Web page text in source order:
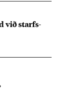
við starfs­